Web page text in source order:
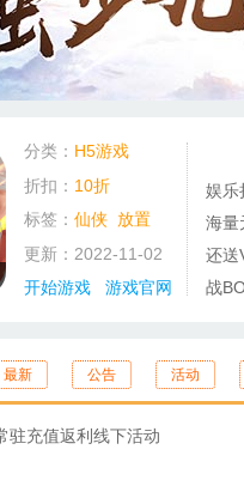
分类： H5游戏
折扣： 10折
标签： 仙侠 放置
更新：2022-11-02
开始游戏
游戏官网
娱乐
海量
还送
战
最新 公告 活动
驻充值返利线下活动